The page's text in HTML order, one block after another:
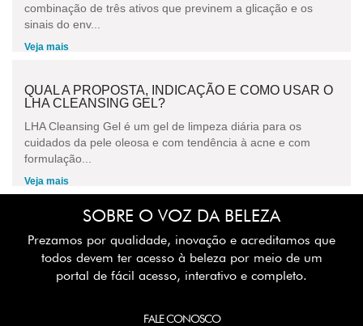
combinação de três ativos que previnem a glicação e os
sinais do env...
Veja mais
QUAL A PROPOSTA, INDICAÇÃO E COMO USAR O
LHA CLEANSING GEL?
LHA Cleansing Gel é um gel de limpeza diária para os
cuidados da pele oleosa e com tendência à acne e com
formulação...
Veja mais
SOBRE O VOZ DA BELEZA
Prezamos por qualidade, inovação e acreditamos que
todos devem ter acesso à beleza por meio de um
portal de fácil acesso, interativo e completo.
FALE CONOSCO